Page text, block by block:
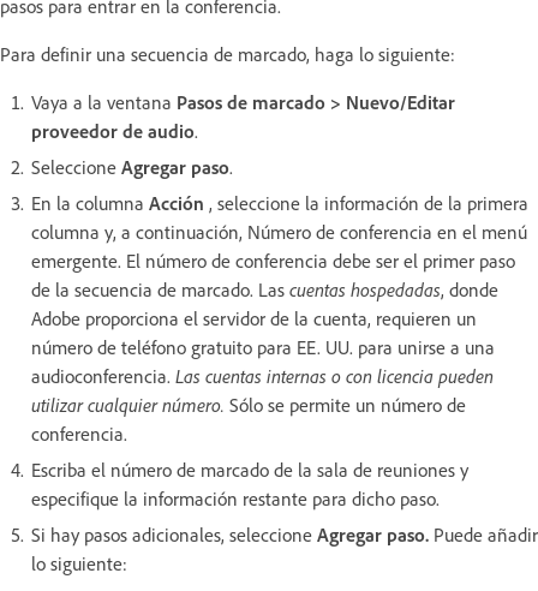
pasos para entrar en la conferencia.
Para definir una secuencia de marcado, haga lo siguiente:
Vaya a la ventana Pasos de marcado > Nuevo/Editar
proveedor de audio.
Seleccione Agregar paso.
En la columna Acción , seleccione la información de la primera
columna y, a continuación, Número de conferencia en el menú
emergente. El número de conferencia debe ser el primer paso
de la secuencia de marcado. Las cuentas hospedadas, donde
Adobe proporciona el servidor de la cuenta, requieren un
número de teléfono gratuito para EE. UU. para unirse a una
audioconferencia. Las cuentas internas o con licencia pueden
utilizar cualquier número. Sólo se permite un número de
conferencia.
Escriba el número de marcado de la sala de reuniones y
especifique la información restante para dicho paso.
Si hay pasos adicionales, seleccione Agregar paso. Puede añadir
lo siguiente: